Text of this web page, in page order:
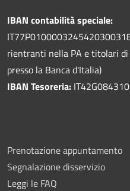
IBAN contabilità speciale:
rientranti nella PA e titolari
presso la Banca d'Italia)
IBAN Tesoreria:
Prenotazione appuntamento
Segnalazione disservizio
Leggi le FAQ